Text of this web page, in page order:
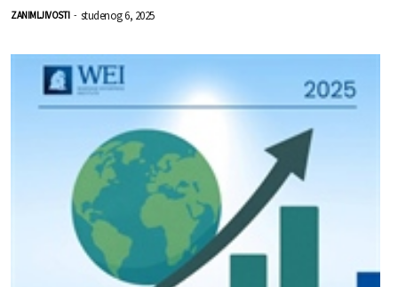
ZANIMLJIVOSTI - studenog 6, 2025